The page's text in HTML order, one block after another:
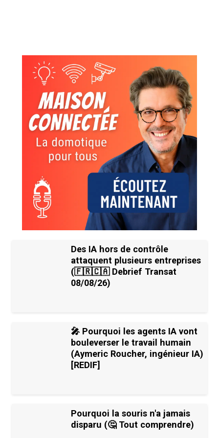
Des IA hors de contrôle
attaquent plusieurs entreprises
(🇫🇷🇨🇦 Debrief Transat
08/08/26)
🎤 Pourquoi les agents IA vont
bouleverser le travail humain
(Aymeric Roucher, ingénieur IA)
[REDIF]
Pourquoi la souris n'a jamais
disparu (🤔 Tout comprendre)